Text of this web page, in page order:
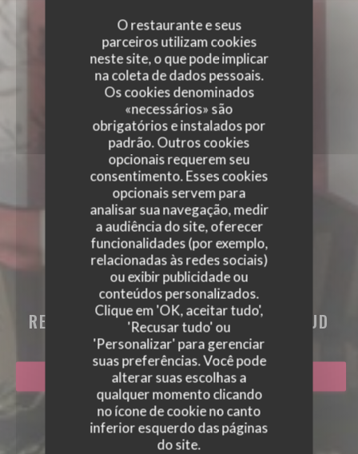
O restaurante e seus
parceiros utilizam cookies
neste site, o que pode implicar
na coleta de dados pessoais.
Os cookies denominados
«necessários» são
obrigatórios e instalados por
padrão. Outros cookies
opcionais requerem seu
consentimento. Esses cookies
opcionais servem para
analisar sua navegação, medir
a audiência do site, oferecer
funcionalidades (por exemplo,
relacionadas às redes sociais)
ou exibir publicidade ou
conteúdos personalizados.
Clique em 'OK, aceitar tudo',
'Recusar tudo' ou
'Personalizar' para gerenciar
suas preferências. Você pode
alterar suas escolhas a
qualquer momento clicando
no ícone de cookie no canto
inferior esquerdo das páginas
do site.
IL CARAROSSO
IL CARAROSSO
RESTAURANTE ITALIANO|SAINT CLOUD
RESERVAR UMA MESA